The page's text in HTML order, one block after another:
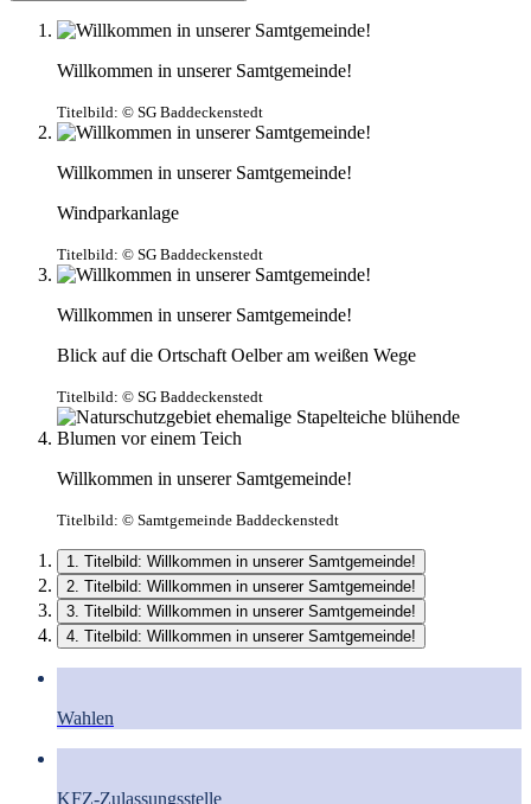
Willkommen in unserer Samtgemeinde!
Titelbild: © SG Baddeckenstedt
Willkommen in unserer Samtgemeinde!
Windparkanlage
Titelbild: © SG Baddeckenstedt
Willkommen in unserer Samtgemeinde!
Blick auf die Ortschaft Oelber am weißen Wege
Titelbild: © SG Baddeckenstedt
Willkommen in unserer Samtgemeinde!
Titelbild: © Samtgemeinde Baddeckenstedt
1. Titelbild: Willkommen in unserer Samtgemeinde!
2. Titelbild: Willkommen in unserer Samtgemeinde!
3. Titelbild: Willkommen in unserer Samtgemeinde!
4. Titelbild: Willkommen in unserer Samtgemeinde!
Wahlen
KFZ-Zulassungsstelle